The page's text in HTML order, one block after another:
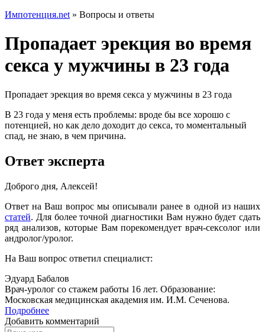
Импотенция.net » Вопросы и ответы
Пропадает эрекция во время
секса у мужчины в 23 года
Пропадает эрекция во время секса у мужчины в 23 года
В 23 года у меня есть проблемы: вроде бы все хорошо с
потенцией, но как дело доходит до секса, то моментальный
спад, не знаю, в чем причина.
Ответ эксперта
Доброго дня, Алексей!
Ответ на Ваш вопрос мы описывали ранее в одной из наших
статей. Для более точной диагностики Вам нужно будет сдать
ряд анализов, которые Вам порекомендует врач-сексолог или
андролог/уролог.
На Ваш вопрос ответил специалист:
Эдуард Бабалов
Врач-уролог со стажем работы 16 лет. Образование:
Московская медицинская академия им. И.М. Сеченова.
Подробнее
Добавить комментарий